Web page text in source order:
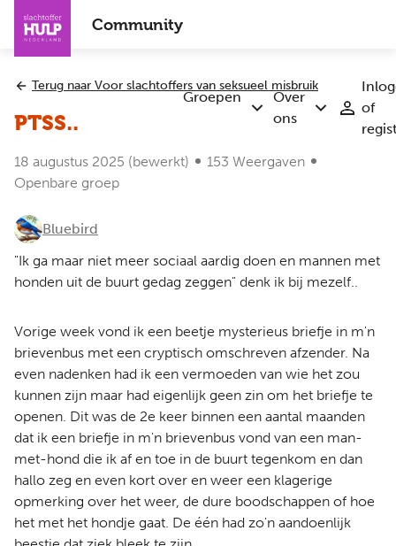
Overslaan
naar
inhoud
gaan
Community
Groepen
Submenu
Over
ons
Submenu
of
Terug naar Voor slachtoffers van seksueel misbruik
PTSS..
18 augustus 2025 (bewerkt)
153 Weergaven
Openbare groep
Bluebird
"Ik ga maar niet meer sociaal aardig doen en mannen met
honden uit de buurt gedag zeggen" denk ik bij mezelf..
Vorige week vond ik een beetje mysterieus briefje in m'n
brievenbus met een cryptisch omschreven afzender. Na
even nadenken had ik een vermoeden van wie het zou
kunnen zijn maar had eigenlijk geen zin om het briefje te
openen. Dit was de 2e keer binnen een aantal maanden
dat ik een briefje in m'n brievenbus vond van een man-
met-hond die ik af en toe in de buurt tegenkom en dan
hallo zeg en even kort over en weer een klagerige
opmerking over het weer, de dure boodschappen of hoe
het met het hondje gaat. De één had zo'n aandoenlijk